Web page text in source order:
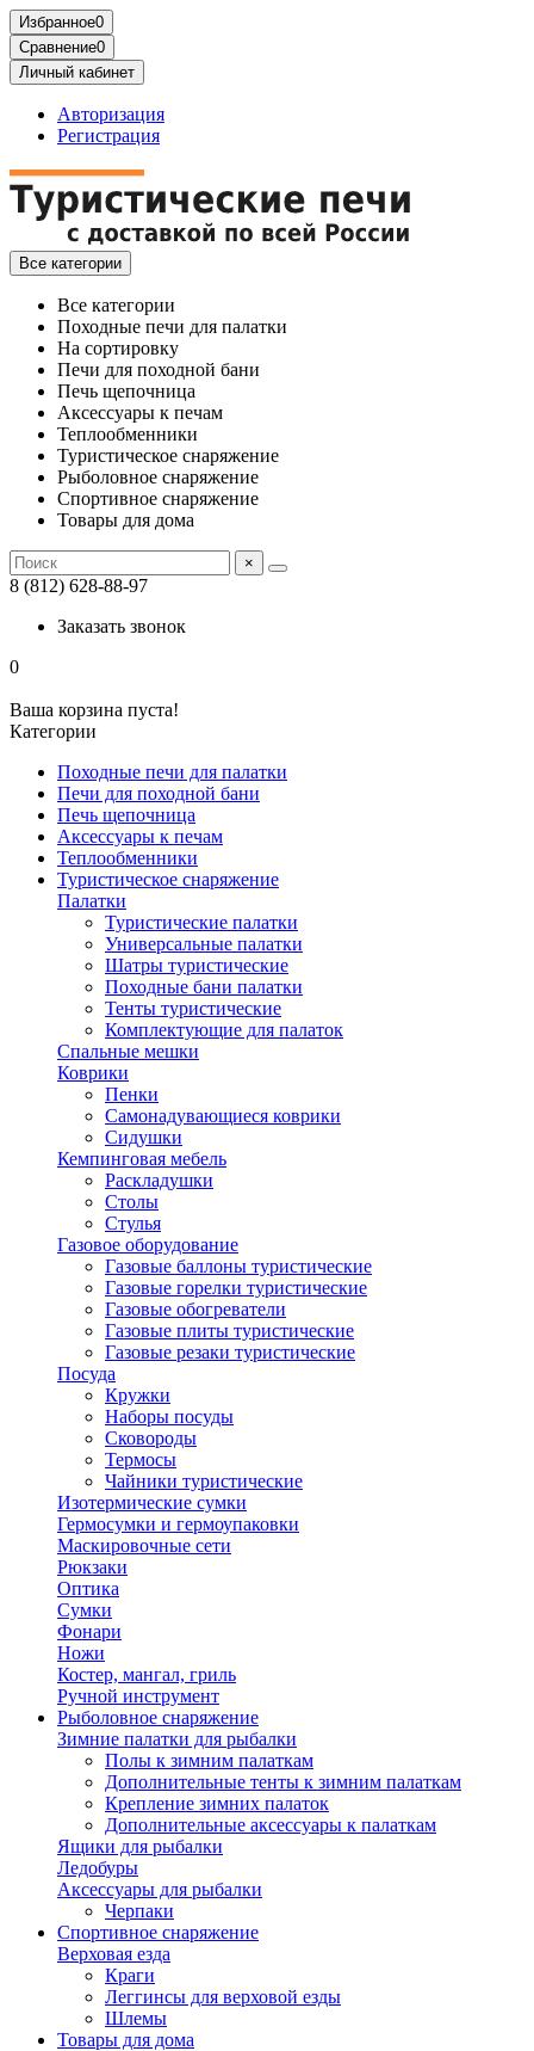
Избранное0
Сравнение0
Личный кабинет
Авторизация
Регистрация
Все категории
Все категории
Походные печи для палатки
На сортировку
Печи для походной бани
Печь щепочница
Аксессуары к печам
Теплообменники
Туристическое снаряжение
Рыболовное снаряжение
Спортивное снаряжение
Товары для дома
×
8 (812) 628-88-97
Заказать звонок
0
Ваша корзина пуста!
Категории
Походные печи для палатки
Печи для походной бани
Печь щепочница
Аксессуары к печам
Теплообменники
Туристическое снаряжение
Палатки
Туристические палатки
Универсальные палатки
Шатры туристические
Походные бани палатки
Тенты туристические
Комплектующие для палаток
Спальные мешки
Коврики
Пенки
Самонадувающиеся коврики
Сидушки
Кемпинговая мебель
Раскладушки
Столы
Стулья
Газовое оборудование
Газовые баллоны туристические
Газовые горелки туристические
Газовые обогреватели
Газовые плиты туристические
Газовые резаки туристические
Посуда
Кружки
Наборы посуды
Сковороды
Термосы
Чайники туристические
Изотермические сумки
Гермосумки и гермоупаковки
Маскировочные сети
Рюкзаки
Оптика
Сумки
Фонари
Ножи
Костер, мангал, гриль
Ручной инструмент
Рыболовное снаряжение
Зимние палатки для рыбалки
Полы к зимним палаткам
Дополнительные тенты к зимним палаткам
Крепление зимних палаток
Дополнительные аксессуары к палаткам
Ящики для рыбалки
Ледобуры
Аксессуары для рыбалки
Черпаки
Спортивное снаряжение
Верховая езда
Краги
Леггинсы для верховой езды
Шлемы
Товары для дома